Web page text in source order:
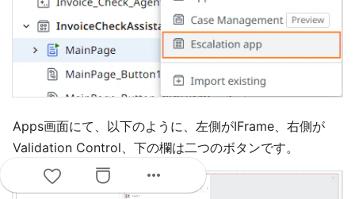
Apps画面にて、以下のように、左側がIFrame、右側が
Validation Control、下の欄は二つのボタンです。
more_horiz